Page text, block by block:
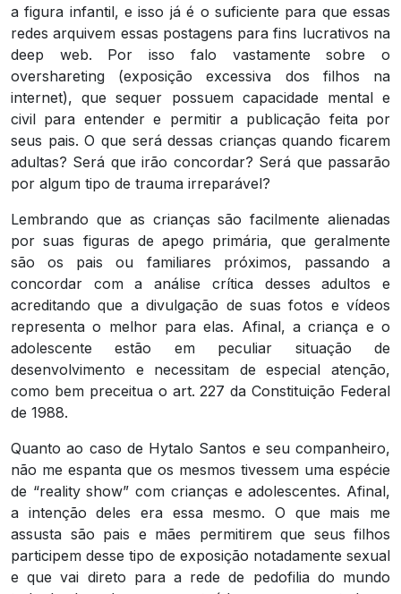
a figura infantil, e isso já é o suficiente para que essas
redes arquivem essas postagens para fins lucrativos na
deep web. Por isso falo vastamente sobre o
overshareting (exposição excessiva dos filhos na
internet), que sequer possuem capacidade mental e
civil para entender e permitir a publicação feita por
seus pais. O que será dessas crianças quando ficarem
adultas? Será que irão concordar? Será que passarão
por algum tipo de trauma irreparável?
Lembrando que as crianças são facilmente alienadas
por suas figuras de apego primária, que geralmente
são os pais ou familiares próximos, passando a
concordar com a análise crítica desses adultos e
acreditando que a divulgação de suas fotos e vídeos
representa o melhor para elas. Afinal, a criança e o
adolescente estão em peculiar situação de
desenvolvimento e necessitam de especial atenção,
como bem preceitua o art. 227 da Constituição Federal
de 1988.
Quanto ao caso de Hytalo Santos e seu companheiro,
não me espanta que os mesmos tivessem uma espécie
de “reality show” com crianças e adolescentes. Afinal,
a intenção deles era essa mesmo. O que mais me
assusta são pais e mães permitirem que seus filhos
participem desse tipo de exposição notadamente sexual
e que vai direto para a rede de pedofilia do mundo